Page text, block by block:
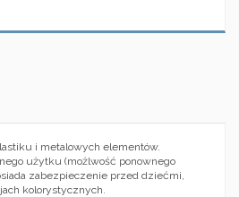
i metalowych elementów.
użytku (możlwość ponownego
zabezpieczenie przed dziećmi,
kolorystycznych.